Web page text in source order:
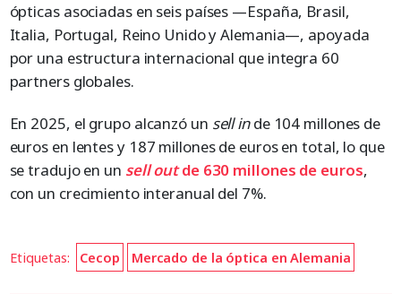
ópticas asociadas en seis países —España, Brasil,
Italia, Portugal, Reino Unido y Alemania—, apoyada
por una estructura internacional que integra 60
partners globales.
En 2025, el grupo alcanzó un sell inde 104 millones de
euros en lentes y 187 millones de euros en total, lo que
se tradujo en un sell outde 630 millones de euros,
con un crecimiento interanual del 7%.
Etiquetas: Cecop Mercado de la óptica en Alemania